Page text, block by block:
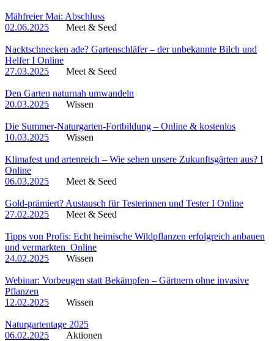
Mähfreier Mai: Abschluss
02.06.2025
Meet & Seed
Nacktschnecken ade? Gartenschläfer – der unbekannte Bilch und
Helfer I Online
27.03.2025
Meet & Seed
Den Garten naturnah umwandeln
20.03.2025
Wissen
Die Summer-Naturgarten-Fortbildung – Online & kostenlos
10.03.2025
Wissen
Klimafest und artenreich – Wie sehen unsere Zukunftsgärten aus? I
Online
06.03.2025
Meet & Seed
Gold-prämiert? Austausch für Testerinnen und Tester I Online
27.02.2025
Meet & Seed
Tipps von Profis: Echt heimische Wildpflanzen erfolgreich anbauen
und vermarkten_Online
24.02.2025
Wissen
Webinar: Vorbeugen statt Bekämpfen – Gärtnern ohne invasive
Pflanzen
12.02.2025
Wissen
Naturgartentage 2025
06.02.2025
Aktionen